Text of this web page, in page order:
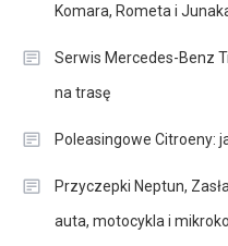
Komara, Rometa i
Serwis Mercedes-Benz
na trasę
Poleasingowe Citroeny:
Przyczepki Neptun,
auta, motocykla i